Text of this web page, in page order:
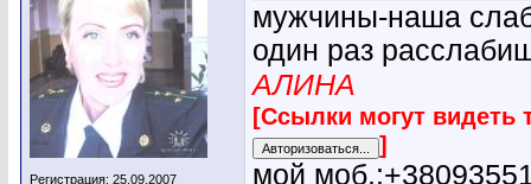
Регистрация: 25.09.2007
мужчины-наша
один раз
АЛИНА
[Ссылки могут видеть
]
мой